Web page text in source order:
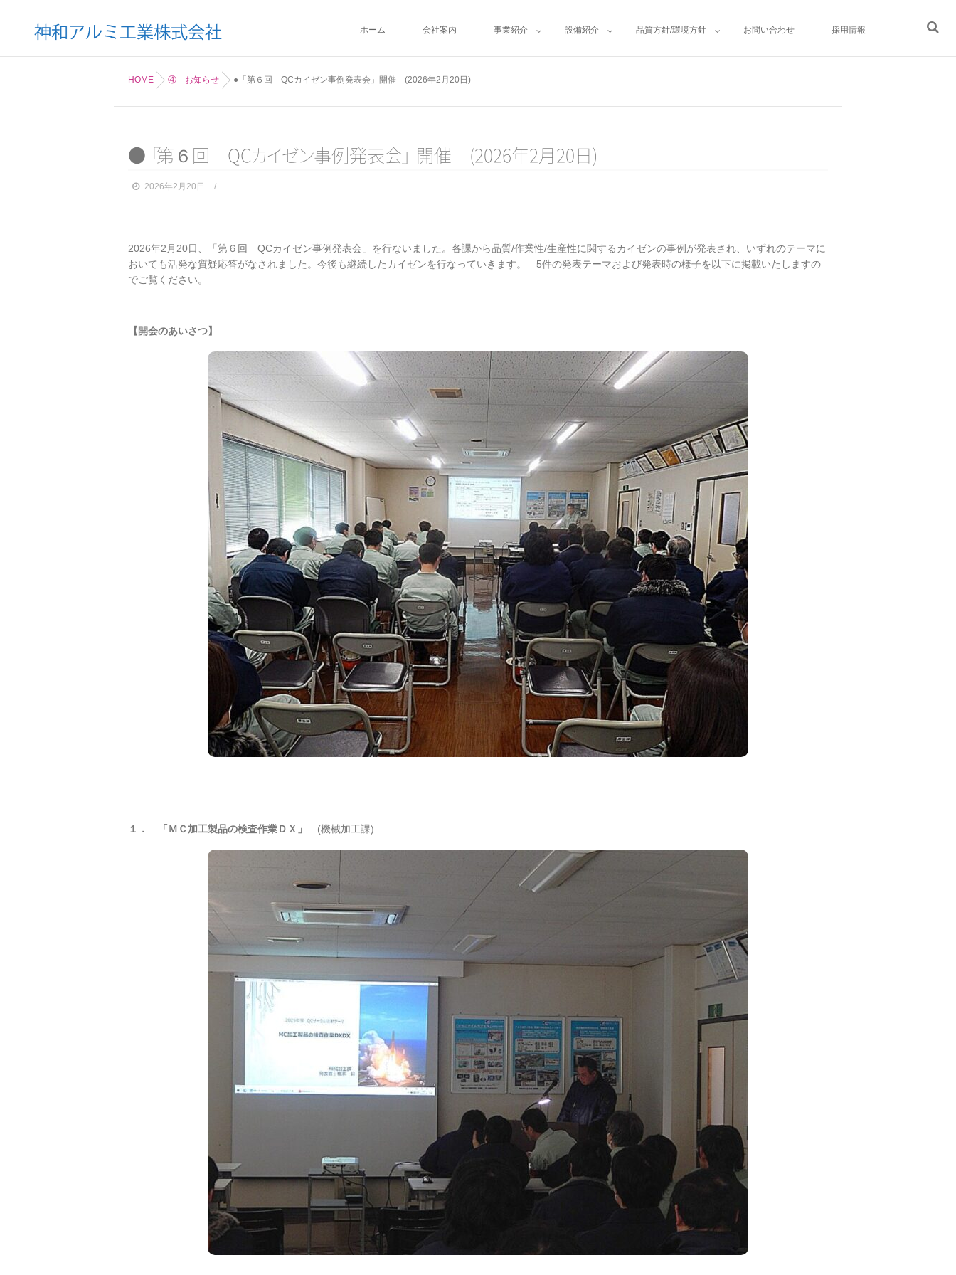
ホーム 会社案内 事業紹介 設備紹介 品質方針/環境方針 お問い合わせ 採用情報
HOME ④ お知らせ ●「第６回 QCカイゼン事例発表会」開催 (2026年2月20日)
●「第６回 QCカイゼン事例発表会」 開催 (2026年2月20日)
2026年2月20日
2026年2月20日、「第６回 QCカイゼン事例発表会」を行ないました。各課から品質/作業性/生産性に関するカイゼンの事例が発表され、いずれのテーマに
おいても活発な質疑応答がなされました。今後も継続したカイゼンを行なっていきます。 5件の発表テーマおよび発表時の様子を以下に掲載いたしますの
でご覧ください。
【開会のあいさつ】
１． 「ＭＣ加工製品の検査作業ＤＸ」 (機械加工課)